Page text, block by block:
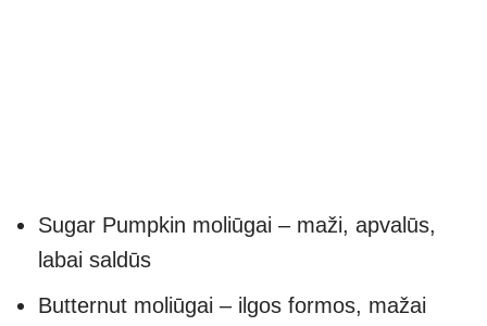
Sugar Pumpkin moliūgai – maži, apvalūs,
labai saldūs
Butternut moliūgai – ilgos formos, mažai